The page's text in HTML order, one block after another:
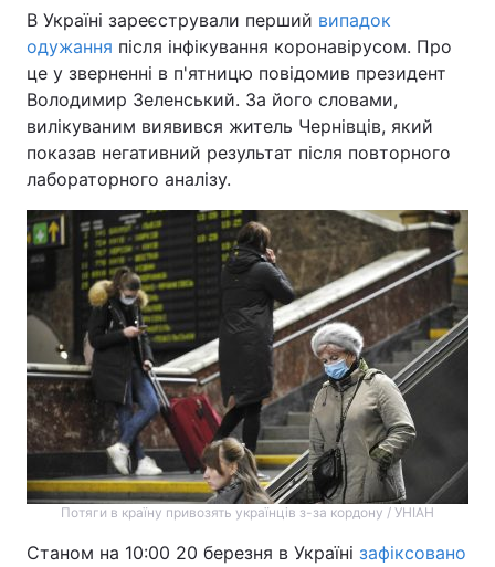
В Україні зареєстрували перший випадок
одужання після інфікування коронавірусом. Про
це у зверненні в п'ятницю повідомив президент
Володимир Зеленський. За його словами,
вилікуваним виявився житель Чернівців, який
показав негативний результат після повторного
лабораторного аналізу.
Потяги в країну привозять українців з-за кордону / УНІАН
Станом на 10:00 20 березня в Україні зафіксовано